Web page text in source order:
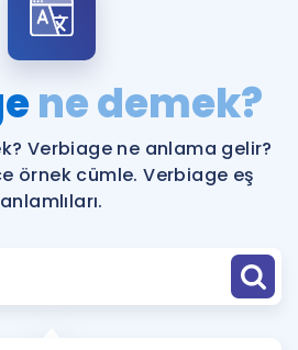
Hatırlamıyorum
ÜYE DEĞİLİM
hazırlayacak onlarca eğitim seni
bekliyor!
ne demek?
Verbiage ne anlama gelir?
örnek cümle. Verbiage eş
anlamlıları.